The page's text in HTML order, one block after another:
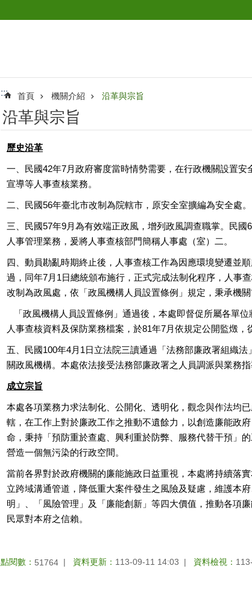
::: 首頁 機關介紹 沿革與宗旨
沿革與宗旨
歷史沿革
一、民國42年7月政府審度當時情勢需要，在行政機關設置
宣導等人事查核業務。
二、民國56年臺北市改制為院轄市，原安全室擴編為安全處。
三、民國57年9月為有效端正政風，增列政風調查職掌。民
人事管理業務，爰將人事查核部門簡稱人事處（室）二。
四、動員勘亂時期終止後，人事查核工作為因應環境變遷並
過，同年7月1日總統頒布施行，正式完成法制化程序，人事
改制為政風處，依「政風機構人員設置條例」規定，秉承機
「政風機構人員設置條例」通過後，本處即督促所屬各單
人事查核資料及保防業務檔案，於81年7月依規定公開監燬
五、民國100年4月1日立法院三讀通過「法務部廉政署組織
關政風機構。本處依法接受法務部廉政署之人員調派與業務
成立宗旨
本處各項業務力求法制化、公開化、透明化，觀念與作法均
轄，在工作上對於廉政工作之推動不遺餘力，以創造廉能政
命，秉持「預防重於查處、興利重於防弊、服務代替干預」
營造一個無污染的行政空間。
當前各界對於政府機關的廉能施政日益重視，本處將持續落
立跨域溝通管道，降低重大案件發生之風險及疑慮，維護本
明」、「風險管理」及「廉能創新」等四大價值，推動各項
民眾對本府之信賴。
點閱數： 51764 資料更新： 113-09-11 14:03 資料檢視：